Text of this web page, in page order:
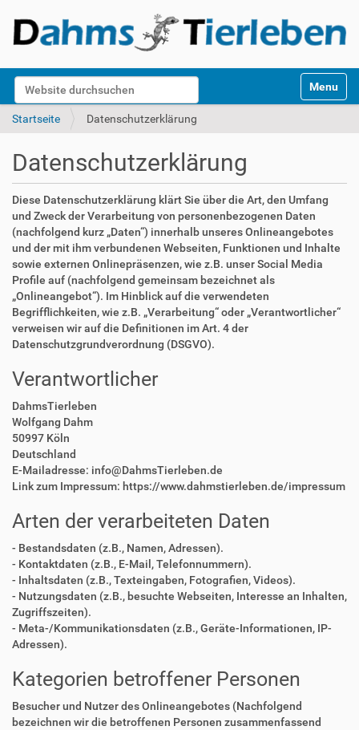
Website durchsuchen
k
Toggle
Startseite Datenschutzerklärung
Datenschutzerklärung
Diese Datenschutzerklärung klärt Sie über die Art, den Umfang
und Zweck der Verarbeitung von personenbezogenen Daten
(nachfolgend kurz „Daten“) innerhalb unseres Onlineangebotes
und der mit ihm verbundenen Webseiten, Funktionen und Inhalte
sowie externen Onlinepräsenzen, wie z.B. unser Social Media
Profile auf (nachfolgend gemeinsam bezeichnet als
„Onlineangebot“). Im Hinblick auf die verwendeten
Begrifflichkeiten, wie z.B. „Verarbeitung“ oder „Verantwortlicher“
verweisen wir auf die Definitionen im Art. 4 der
Datenschutzgrundverordnung (DSGVO).
Verantwortlicher
DahmsTierleben
Wolfgang Dahm
50997 Köln
Deutschland
E-Mailadresse: info@DahmsTierleben.de
Link zum Impressum: https://www.dahmstierleben.de/impressum
Arten der verarbeiteten Daten
- Bestandsdaten (z.B., Namen, Adressen).
- Kontaktdaten (z.B., E-Mail, Telefonnummern).
- Inhaltsdaten (z.B., Texteingaben, Fotografien, Videos).
- Nutzungsdaten (z.B., besuchte Webseiten, Interesse an Inhalten,
Zugriffszeiten).
- Meta-/Kommunikationsdaten (z.B., Geräte-Informationen, IP-
Adressen).
Kategorien betroffener Personen
Besucher und Nutzer des Onlineangebotes (Nachfolgend
bezeichnen wir die betroffenen Personen zusammenfassend